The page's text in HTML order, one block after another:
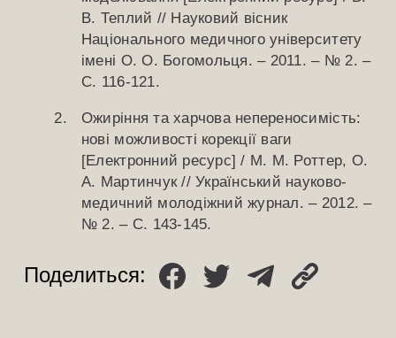
В. Теплий // Науковий вісник
Національного медичного університету
імені О. О. Богомольця. – 2011. – № 2. –
С. 116-121.
Ожиріння та харчова непереносимість:
нові можливості корекції ваги
[Електронний ресурс] / М. М. Роттер, О.
А. Мартинчук // Український науково-
медичний молодіжний журнал. – 2012. –
№ 2. – С. 143-145.
Поделиться: